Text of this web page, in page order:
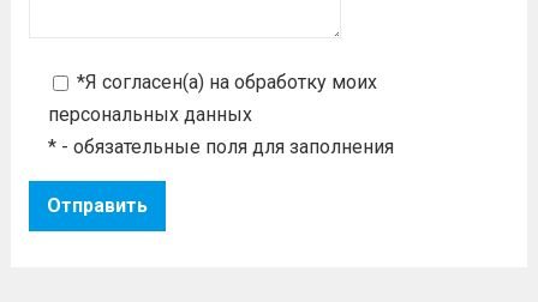
*Я согласен(а) на обработку моих
персональных данных
* - обязательные поля для заполнения